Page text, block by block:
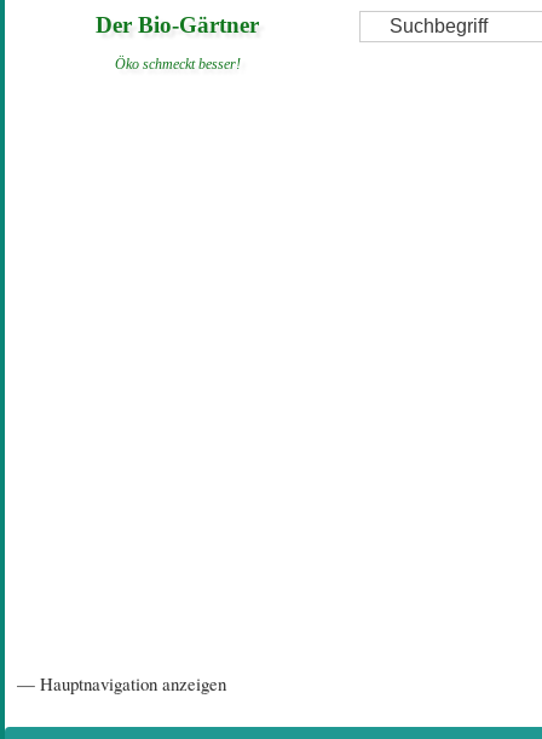
Suche
Der Bio-Gärtner
Öko schmeckt besser!
— Hauptnavigation anzeigen